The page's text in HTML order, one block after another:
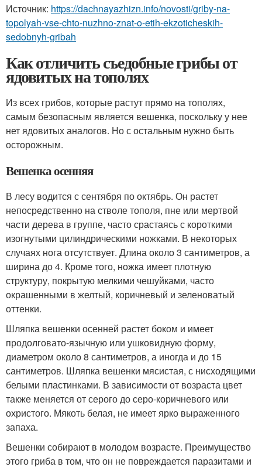
Источник: https://dachnayazhizn.info/novosti/griby-na-
topolyah-vse-chto-nuzhno-znat-o-etih-ekzoticheskih-
sedobnyh-gribah
Как отличить съедобные грибы от
ядовитых на тополях
Из всех грибов, которые растут прямо на тополях,
самым безопасным является вешенка, поскольку у нее
нет ядовитых аналогов. Но с остальным нужно быть
осторожным.
Вешенка осенняя
В лесу водится с сентября по октябрь. Он растет
непосредственно на стволе тополя, пне или мертвой
части дерева в группе, часто срастаясь с короткими
изогнутыми цилиндрическими ножками. В некоторых
случаях нога отсутствует. Длина около 3 сантиметров, а
ширина до 4. Кроме того, ножка имеет плотную
структуру, покрытую мелкими чешуйками, часто
окрашенными в желтый, коричневый и зеленоватый
оттенки.
Шляпка вешенки осенней растет боком и имеет
продолговато-язычную или ушковидную форму,
диаметром около 8 сантиметров, а иногда и до 15
сантиметров. Шляпка вешенки мясистая, с нисходящими
белыми пластинками. В зависимости от возраста цвет
также меняется от серого до серо-коричневого или
охристого. Мякоть белая, не имеет ярко выраженного
запаха.
Вешенки собирают в молодом возрасте. Преимущество
этого гриба в том, что он не повреждается паразитами и